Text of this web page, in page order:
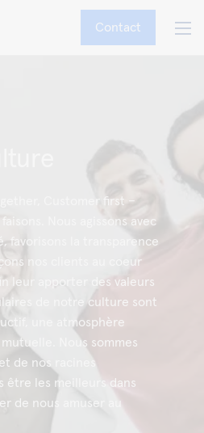
Contact
Customer first –
Nous agissons avec
favorisons la transparence
nos clients au coeur
leur apporter des valeurs
de notre culture sont
une atmosphère
Nous sommes
de nos racines
être les meilleurs dans
de nous amuser au